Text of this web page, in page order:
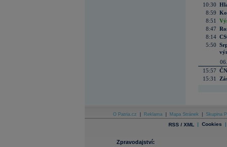
10:30
8:59
8:51
8:47
8:14
5:50
15:57
15:31
O Patria.cz Reklama Mapa Stránek Skupina
RSS / XML | Cookies |
Zpravodajství: